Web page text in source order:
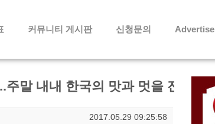
커뮤니티 게시판 신청문의 Advertise
말 내내 한국의 맛과 멋을 전해
2017.05.29 09:25:58